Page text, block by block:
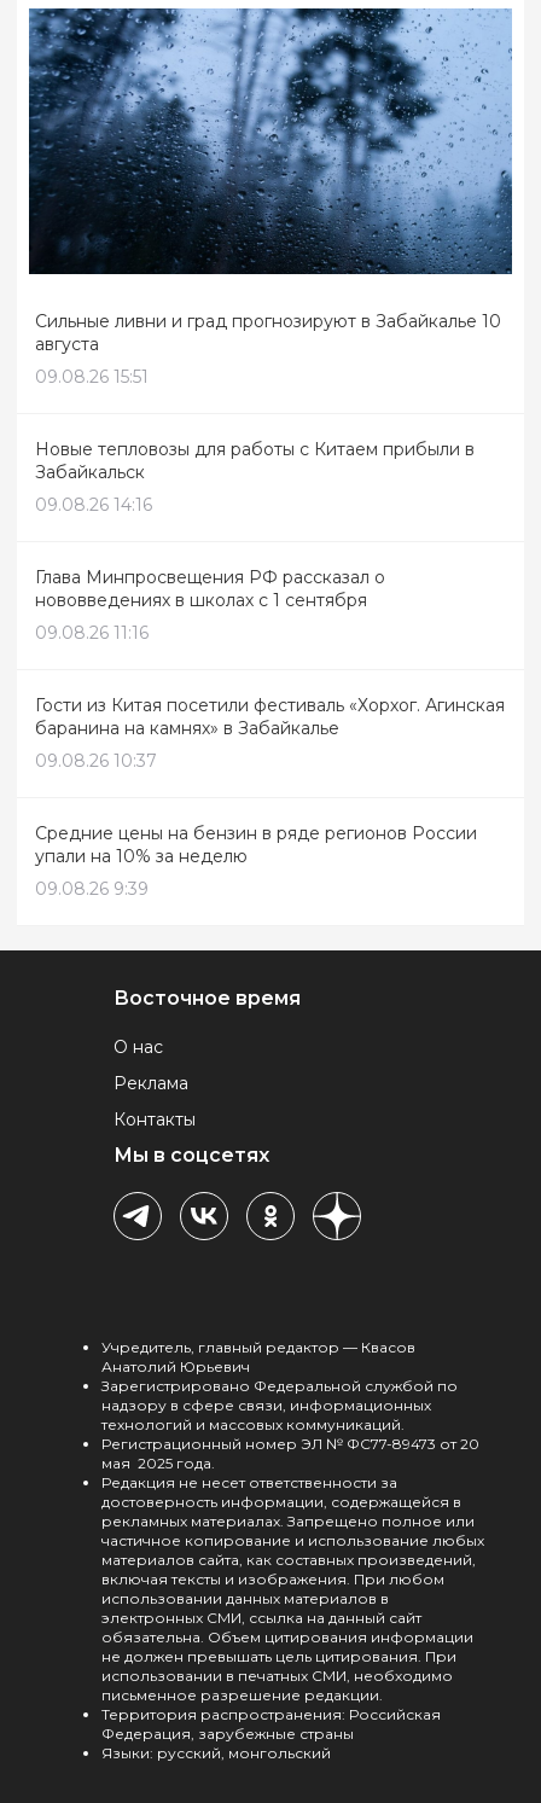
Сильные ливни и град прогнозируют в Забайкалье 10
августа
09.08.26 15:51
Новые тепловозы для работы с Китаем прибыли в
Забайкальск
09.08.26 14:16
Глава Минпросвещения РФ рассказал о
нововведениях в школах с 1 сентября
09.08.26 11:16
Гости из Китая посетили фестиваль «Хорхог. Агинская
баранина на камнях» в Забайкалье
09.08.26 10:37
Средние цены на бензин в ряде регионов России
упали на 10% за неделю
09.08.26 9:39
Восточное время
О нас
Реклама
Контакты
Мы в соцсетях
Учредитель, главный редактор — Квасов
Анатолий Юрьевич
Зарегистрировано Федеральной службой по
надзору в сфере связи, информационных
технологий и массовых коммуникаций.
Регистрационный номер ЭЛ № ФС77-89473 от 20
мая 2025 года.
Редакция не несет ответственности за
достоверность информации, содержащейся в
рекламных материалах. Запрещено полное или
частичное копирование и использование любых
материалов сайта, как составных произведений,
включая тексты и изображения. При любом
использовании данных материалов в
электронных СМИ, ссылка на данный сайт
обязательна. Объем цитирования информации
не должен превышать цель цитирования. При
использовании в печатных СМИ, необходимо
письменное разрешение редакции.
Территория распространения: Российская
Федерация, зарубежные страны
Языки: русский, монгольский